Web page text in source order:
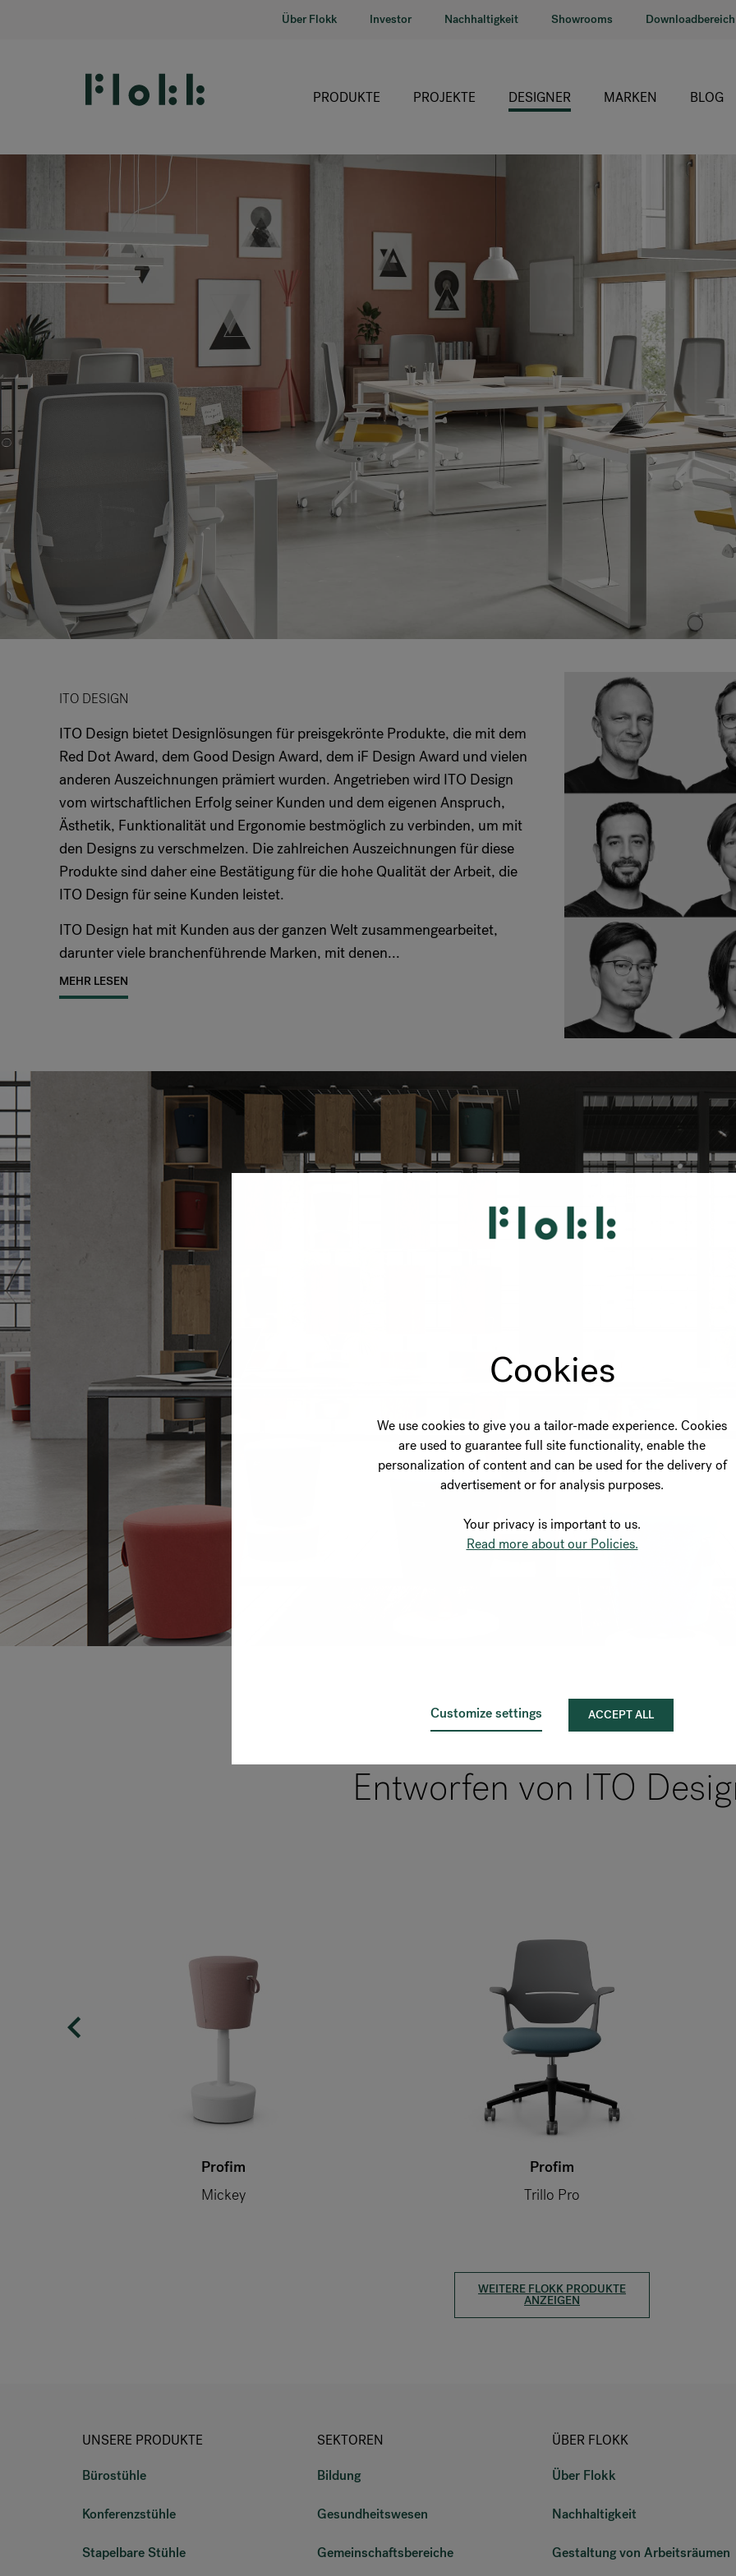
Cookies
We use cookies to give you a tailor-made experience. Cookies
are used to guarantee full site functionality, enable the
personalization of content and can be used for the delivery of
advertisement or for analysis purposes.
Your privacy is important to us.
Read more about our Policies.
Customize settings ACCEPT ALL
Über Flokk Investor Nachhaltigkeit Showrooms Downloadbereich
PRODUKTE PROJEKTE DESIGNER MARKEN
Connection
9to5 Seating
VIA Seating
Stylex
Spec
BLOG
ITO DESIGN
ITO Design bietet Designlösungen für preisgekrönte Produkte, die mit dem
Red Dot Award, dem Good Design Award, dem iF Design Award und vielen
anderen Auszeichnungen prämiert wurden. Angetrieben wird ITO Design
vom wirtschaftlichen Erfolg seiner Kunden und dem eigenen Anspruch,
Ästhetik, Funktionalität und Ergonomie bestmöglich zu verbinden, um mit
den Designs zu verschmelzen. Die zahlreichen Auszeichnungen für diese
Produkte sind daher eine Bestätigung für die hohe Qualität der Arbeit, die
ITO Design für seine Kunden leistet.
ITO Design hat mit Kunden aus der ganzen Welt zusammengearbeitet,
darunter viele branchenführende Marken, mit denen...
MEHR LESEN
Entworfen von ITO
Profim
Mickey
Profim
Trillo Pro
WEITERE FLOKK PRODUKTE
ANZEIGEN
UNSERE PRODUKTE
Bürostühle
Konferenzstühle
Stapelbare Stühle
SEKTOREN
Bildung
Gesundheitswesen
Gemeinschaftsbereiche
ÜBER FLOKK
Über Flokk
Nachhaltigkeit
Gestaltung von Arbeitsräumen